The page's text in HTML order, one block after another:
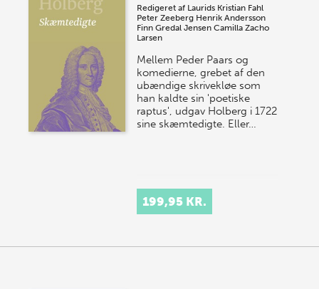
Redigeret af Laurids Kristian Fahl
Peter Zeeberg Henrik Andersson
Finn Gredal Jensen Camilla Zacho
Larsen
Mellem Peder Paars og
komedierne, grebet af den
ubændige skrivekløe som
han kaldte sin 'poetiske
raptus', udgav Holberg i 1722
sine skæmtedigte. Eller…
199,95 KR.